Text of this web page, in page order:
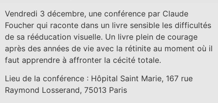
Vendredi 3 décembre, une conférence par Claude
Foucher qui raconte dans un livre sensible les difficultés
de sa rééducation visuelle. Un livre plein de courage
après des années de vie avec la rétinite au moment où il
faut apprendre à affronter la cécité totale.
Lieu de la conférence : Hôpital Saint Marie, 167 rue
Raymond Losserand, 75013 Paris